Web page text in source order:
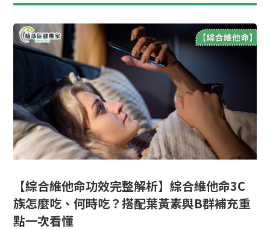
【綜合維他命功效完整解析】綜合維他命3C
族怎麼吃、何時吃？搭配葉黃素與B群補充重
點一次看懂